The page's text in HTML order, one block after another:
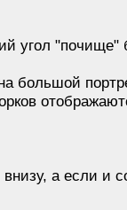
угол
большой
а если и